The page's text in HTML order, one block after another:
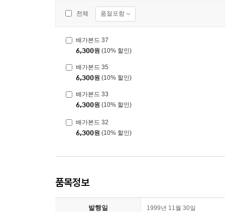
전체 품절포함
배가본드 37
6,300원 (10% 할인)
배가본드 35
6,300원 (10% 할인)
배가본드 33
6,300원 (10% 할인)
배가본드 32
6,300원 (10% 할인)
품목정보
발행일 1999년 11월 30일